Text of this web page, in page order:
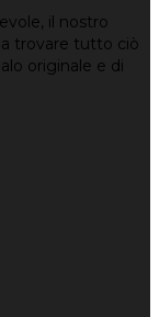
il nostro
trovare tutto ciò
originale e di